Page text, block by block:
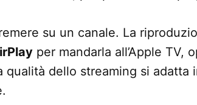
su un canale. La
per mandarla all’Apple TV,
qualità dello streaming si adatta